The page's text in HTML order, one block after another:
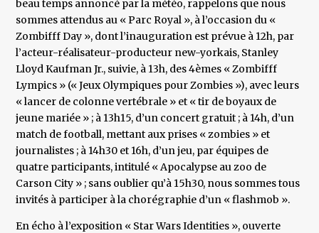
beau temps annoncé par la météo, rappelons que nous
sommes attendus au « Parc Royal », à l’occasion du «
Zombifff Day », dont l’inauguration est prévue à 12h, par
l’acteur-réalisateur-producteur new-yorkais, Stanley
Lloyd Kaufman Jr., suivie, à 13h, des 4èmes « Zombifff
Lympics » (« Jeux Olympiques pour Zombies »), avec leurs
« lancer de colonne vertébrale » et « tir de boyaux de
jeune mariée » ; à 13h15, d’un concert gratuit ; à 14h, d’un
match de football, mettant aux prises « zombies » et
journalistes ; à 14h30 et 16h, d’un jeu, par équipes de
quatre participants, intitulé « Apocalypse au zoo de
Carson City » ; sans oublier qu’à 15h30, nous sommes tous
invités à participer à la chorégraphie d’un « flashmob ».
En écho à l’exposition « Star Wars Identities », ouverte